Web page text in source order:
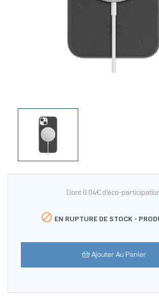
Dont 0.04€ d'éco-
 EN RUPTURE DE STOCK -
Ajouter Au Panier